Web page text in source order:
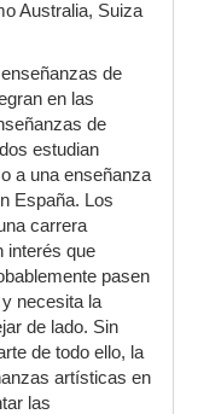
Australia, Suiza
de
en las
de
estudian
a una enseñanza
España. Los
carrera
interés que
pasen
necesita la
de lado. Sin
de todo ello, la
artísticas en
las